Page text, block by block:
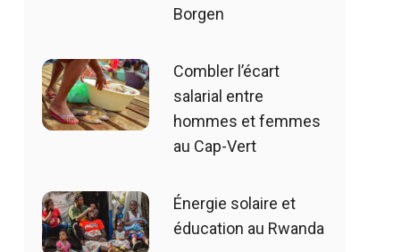
Borgen
Combler l’écart
salarial entre
hommes et femmes
au Cap-Vert
Énergie solaire et
éducation au Rwanda